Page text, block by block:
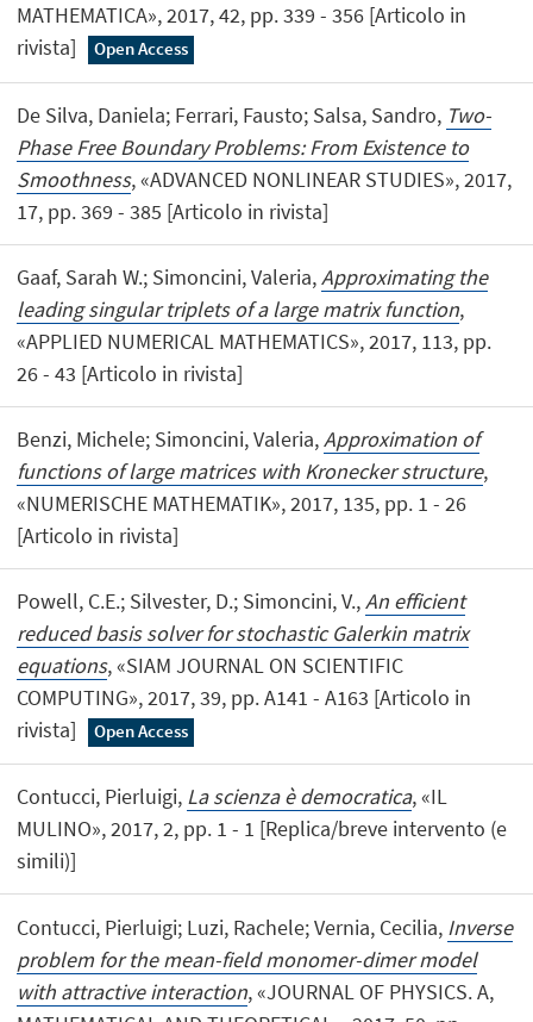
MATHEMATICA», 2017, 42, pp. 339 - 356 [Articolo in
rivista]
Open Access
De Silva, Daniela; Ferrari, Fausto; Salsa, Sandro, Two-
Phase Free Boundary Problems: From Existence to
Smoothness, «ADVANCED NONLINEAR STUDIES», 2017,
17, pp. 369 - 385 [Articolo in rivista]
Gaaf, Sarah W.; Simoncini, Valeria,Approximating the
leading singular triplets of a large matrix function,
«APPLIED NUMERICAL MATHEMATICS», 2017, 113, pp.
26 - 43 [Articolo in rivista]
Benzi, Michele; Simoncini, Valeria,Approximation of
functions of large matrices with Kronecker structure,
«NUMERISCHE MATHEMATIK», 2017, 135, pp. 1 - 26
[Articolo in rivista]
Powell, C.E.; Silvester, D.; Simoncini, V.,An efficient
reduced basis solver for stochastic Galerkin matrix
equations, «SIAM JOURNAL ON SCIENTIFIC
COMPUTING», 2017, 39, pp. A141 - A163 [Articolo in
rivista]
Open Access
Contucci, Pierluigi, La scienza è democratica, «IL
MULINO», 2017, 2, pp. 1 - 1 [Replica/breve intervento (e
simili)]
Contucci, Pierluigi; Luzi, Rachele; Vernia, Cecilia, Inverse
problem for the mean-field monomer-dimer model
with attractive interaction, «JOURNAL OF PHYSICS. A,